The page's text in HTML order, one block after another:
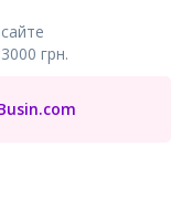
грн.